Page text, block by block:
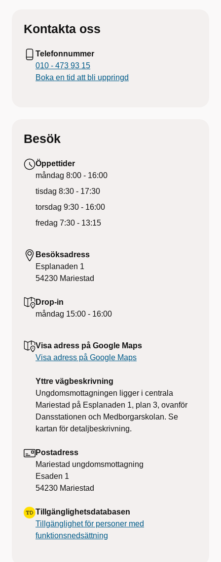
Kontakta oss
Telefonnummer
010 - 473 93 15
Boka en tid att bli uppringd
Besök
Öppettider
måndag 8:00 - 16:00
tisdag 8:30 - 17:30
torsdag 9:30 - 16:00
fredag 7:30 - 13:15
Besöksadress
Esplanaden 1
54230 Mariestad
Drop-in
måndag 15:00 - 16:00
Visa adress på Google Maps
Visa adress på Google Maps
Yttre vägbeskrivning
Ungdomsmottagningen ligger i centrala
Mariestad på Esplanaden 1, plan 3, ovanför
Dansstationen och Medborgarskolan. Se
kartan för detaljbeskrivning.
Postadress
Mariestad ungdomsmottagning
Esaden 1
54230 Mariestad
Tillgänglighetsdatabasen
Tillgänglighet för personer med
funktionsnedsättning